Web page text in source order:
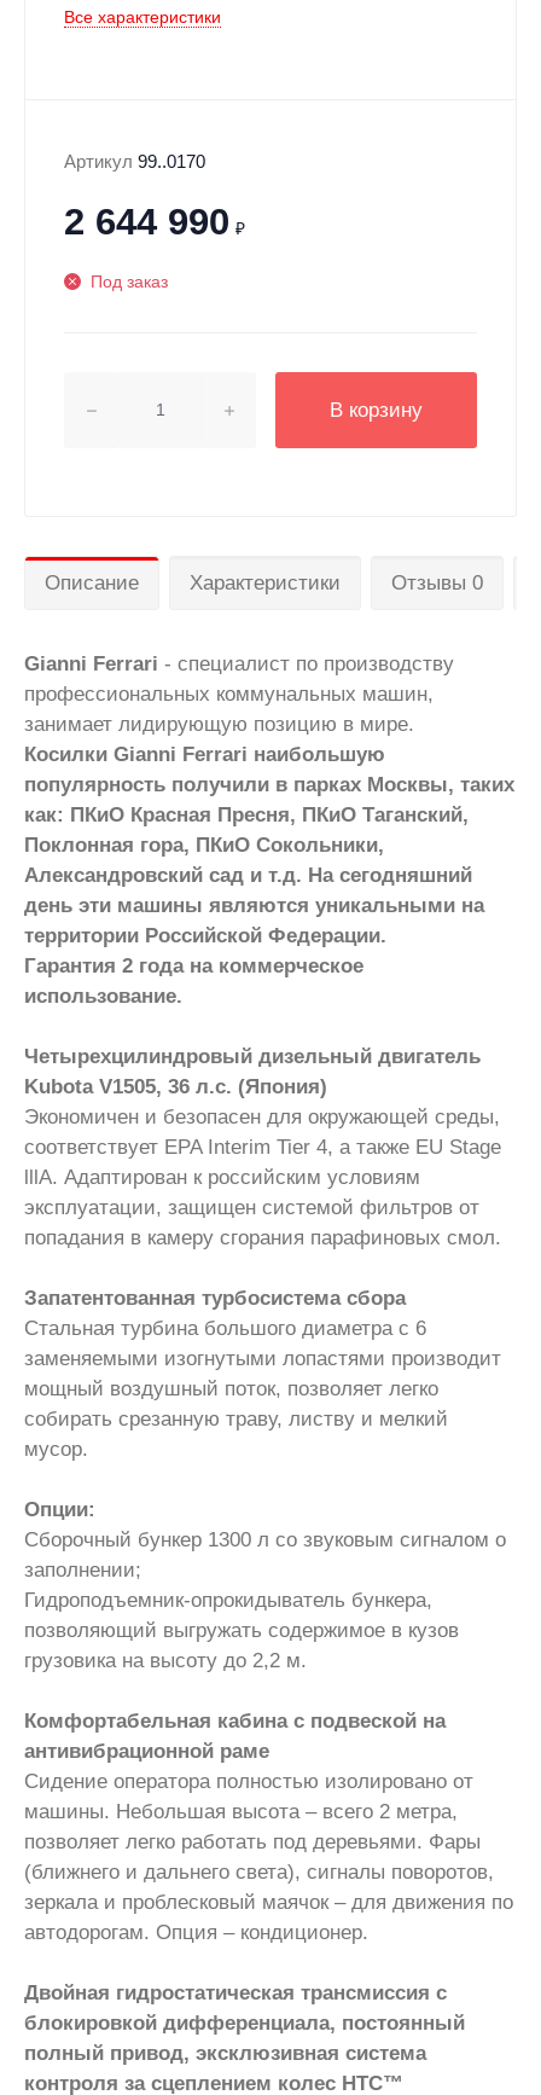
Все характеристики
Артикул 99..0170
2 644 990 ₽
Под заказ
В корзину
Описание Характеристики Отзывы 0
Gianni Ferrari - специалист по производству
профессиональных коммунальных машин,
занимает лидирующую позицию в мире.
Косилки Gianni Ferrari наибольшую
популярность получили в парках Москвы, таких
как: ПКиО Красная Пресня, ПКиО Таганский,
Поклонная гора, ПКиО Сокольники,
Александровский сад и т.д. На сегодняшний
день эти машины являются уникальными на
территории Российской Федерации.
Гарантия 2 года на коммерческое
использование.
Четырехцилиндровый дизельный двигатель
Kubota V1505, 36 л.с. (Япония)
Экономичен и безопасен для окружающей среды,
соответствует EPA Interim Tier 4, а также EU Stage
lllA. Адаптирован к российским условиям
эксплуатации, защищен системой фильтров от
попадания в камеру сгорания парафиновых смол.
Запатентованная турбосистема сбора
Стальная турбина большого диаметра с 6
заменяемыми изогнутыми лопастями производит
мощный воздушный поток, позволяет легко
собирать срезанную траву, листву и мелкий
мусор.
Опции:
Сборочный бункер 1300 л со звуковым сигналом о
заполнении;
Гидроподъемник-опрокидыватель бункера,
позволяющий выгружать содержимое в кузов
грузовика на высоту до 2,2 м.
Комфортабельная кабина с подвеской на
антивибрационной раме
Сидение оператора полностью изолировано от
машины. Небольшая высота – всего 2 метра,
позволяет легко работать под деревьями. Фары
(ближнего и дальнего света), сигналы поворотов,
зеркала и проблесковый маячок – для движения по
автодорогам. Опция – кондиционер.
Двойная гидростатическая трансмиссия с
блокировкой дифференциала, постоянный
полный привод, эксклюзивная система
контроля за сцеплением колес HTC™